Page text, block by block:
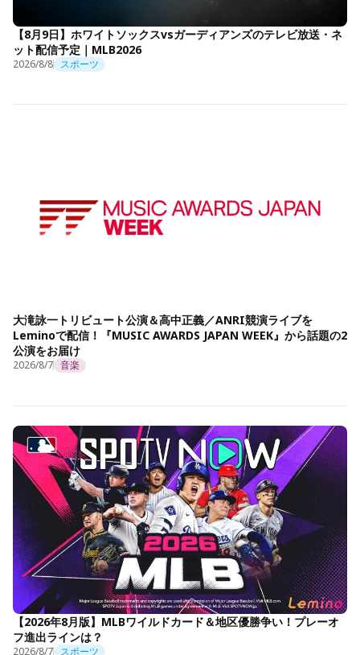
【8月9日】ホワイトソックスvsガーディアンズのテレビ放送・ネ
ット配信予定｜MLB2026
2026/8/8 スポーツ
大滝詠一トリビュート公演＆高中正義／ANRI競演ライブを
Leminoで配信！『MUSIC AWARDS JAPAN WEEK』から話題の2
公演をお届け
2026/8/7 音楽
【2026年8月版】MLBワイルドカード＆地区優勝争い！プレーオ
フ進出ラインは？
2026/8/7 スポーツ